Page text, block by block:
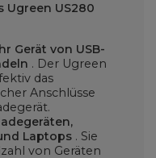
Ugreen US280
Gerät von USB-
. Der Ugreen
das
Anschlüsse
Laptops . Sie
von Geräten